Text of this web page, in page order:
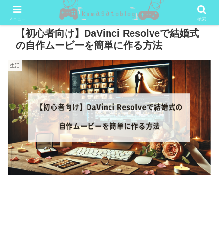
【初心者向け】DaVinci Resolveで結婚式
の自作ムービーを簡単に作る方法
生活
メニュー 検索